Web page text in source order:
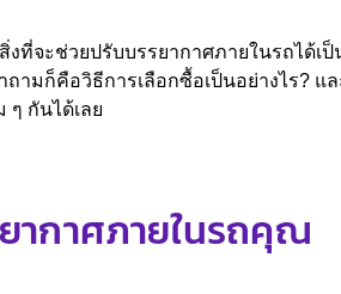
จะช่วยปรับบรรยากาศภายในรถได้เป็
ามก็คือวิธีการเลือกซื้อเป็นอย่างไร? แ
กันได้เลย
ากาศภายในรถคุณ